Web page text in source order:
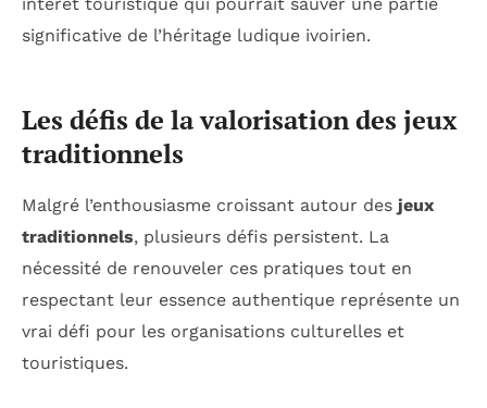
significative de l’héritage ludique ivoirien.
Les défis de la valorisation des jeux
traditionnels
Malgré l’enthousiasme croissant autour des jeux
traditionnels, plusieurs défis persistent. La
nécessité de renouveler ces pratiques tout en
respectant leur essence authentique représente un
vrai défi pour les organisations culturelles et
touristiques.